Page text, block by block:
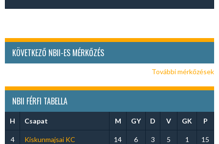
KÖVETKEZŐ NBII-ES MÉRKŐZÉS
További mérkőzések
NBII FÉRFI TABELLA
H Csapat M GY D V GK P
4 Kiskunmajsai KC 14 6 3 5 1 15